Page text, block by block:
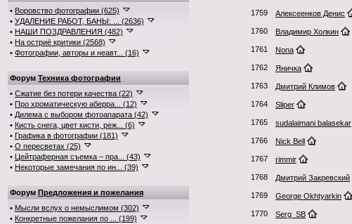
• Воровство фотографии (625)
• УДАЛЕНИЕ РАБОТ, БАНЫ: ... (2636)
• НАШИ ПОЗДРАВЛЕНИЯ (482)
• На остриё критики (2568)
• Фотографии, авторы и неавт... (16)
Форум Техника фотографии
• Сжатие без потери качества (22)
• Про хроматическую аберра... (12)
• Дилема с выбором фотоапарата (42)
• Кисть снега, цвет кисти, реж... (6)
• Графика в фотографии (181)
• О пересветах (25)
• Цейтраферная съемка – пра... (43)
• Некоторые замечания по ин... (39)
Форум Предложения и пожелания
• Мысли вслух о немыслимом (302)
• Конкретные пожелания по ... (199)
1759 Алексеенков Денис
1760 Владимир Холкин
1761 Nona
1762 Яничка
1763 Дмитрий Климов
1764 Sliper
1765 sudalaimani balasekar
1766 Nick Bell
1767 rimmir
1768 Дмитрий Закревский
1769 George Okhtyarkin
1770 Serg_SB